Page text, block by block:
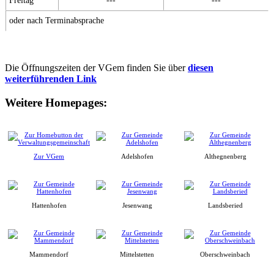
oder nach Terminabsprache
Die Öffnungszeiten der VGem finden Sie überdiesen
weiterführenden Link
Weitere Homepages:
Zur VGem Adelshofen Althegnenberg
Hattenhofen Jesenwang Landsberied
Mammendorf Mittelstetten Oberschweinbach